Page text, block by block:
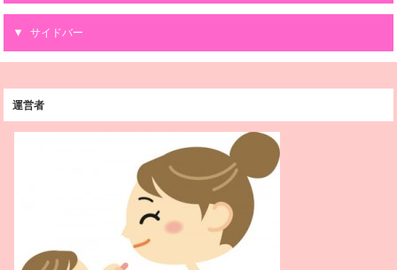
サイドバー
運営者